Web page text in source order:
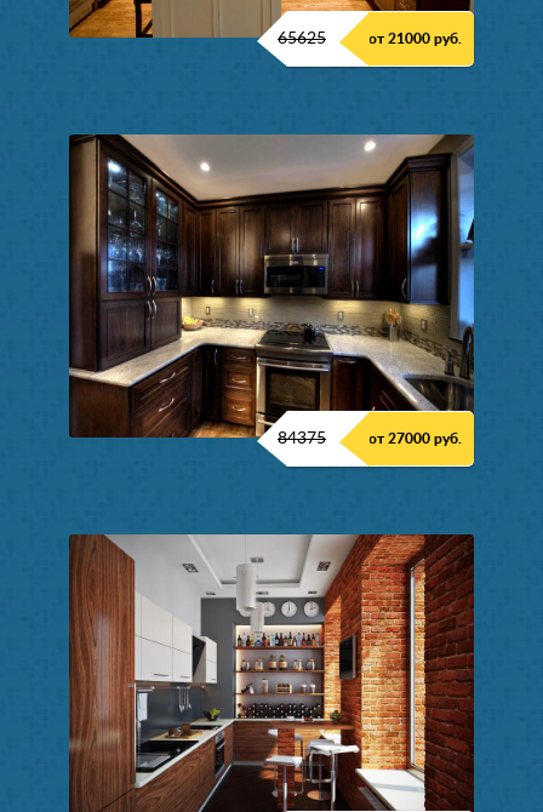
65625 от 21000 руб.
84375 от 27000 руб.